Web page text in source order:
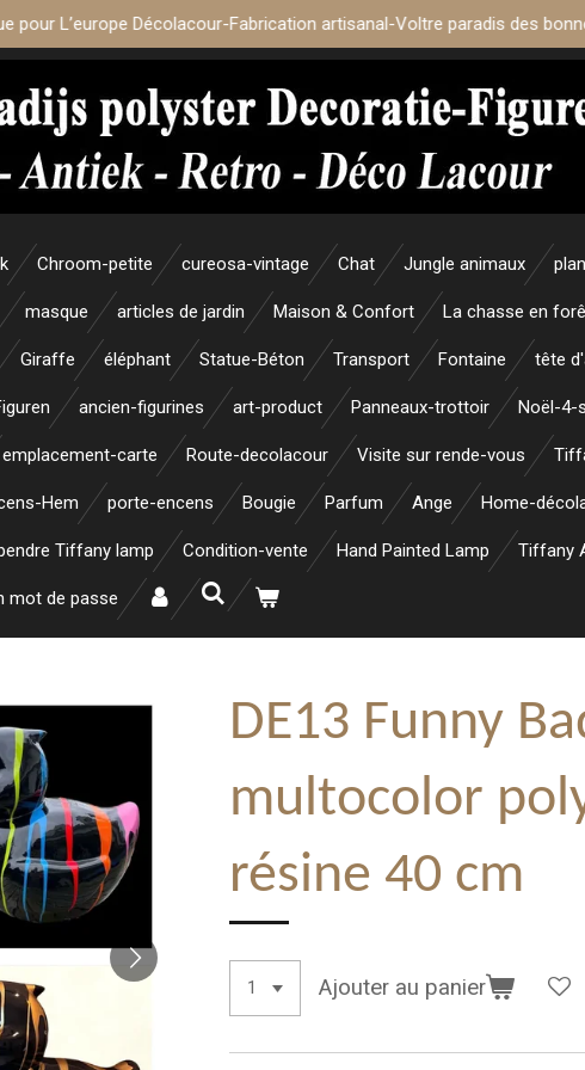
pour L’europe Décolacour-Fabrication artisanal-Voltre paradis des
Chroom-petite cureosa-vintage Chat Jungle animaux
masque articles de jardin Maison & Confort La chasse en
Giraffe éléphant Statue-Béton Transport Fontaine tête
ancien-figurines art-product Panneaux-trottoir Noël-4-
emplacement-carte Route-decolacour Visite sur rende-vous
Hem porte-encens Bougie Parfum Ange Home-
Tiffany lamp Condition-vente Hand Painted Lamp Tiffany
mot de passe
DE13 Funny
multocolor
résine 40 cm
Ajouter au panier